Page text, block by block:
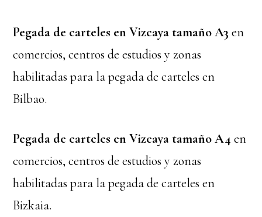
Pegada de carteles en Vizcaya tamaño A3 en
comercios, centros de estudios y zonas
habilitadas para la pegada de carteles en
Bilbao.
Pegada de carteles en Vizcaya tamaño A4 en
comercios, centros de estudios y zonas
habilitadas para la pegada de carteles en
Bizkaia.